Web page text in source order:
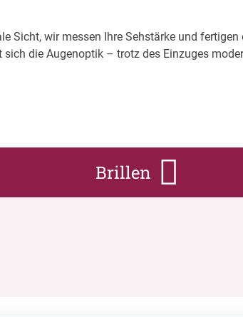
Sicht, wir messen Ihre Sehstärke und
die Augenoptik – trotz des Einzuges
Brillen